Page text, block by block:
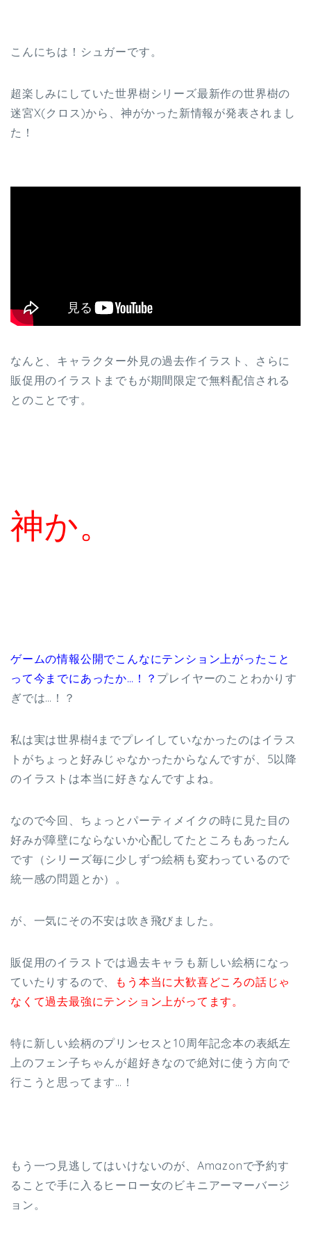
こんにちは！シュガーです。
超楽しみにしていた世界樹シリーズ最新作の世界樹の
迷宮X(クロス)から、神がかった新情報が発表されまし
た！
なんと、キャラクター外見の過去作イラスト、さらに
販促用のイラストまでもが期間限定で無料配信される
とのことです。
神か。
ゲームの情報公開でこんなにテンション上がったこと
って今までにあったか…！？ プレイヤーのことわかりす
ぎでは…！？
私は実は世界樹4までプレイしていなかったのはイラス
トがちょっと好みじゃなかったからなんですが、5以降
のイラストは本当に好きなんですよね。
なので今回、ちょっとパーティメイクの時に見た目の
好みが障壁にならないか心配してたところもあったん
です（シリーズ毎に少しずつ絵柄も変わっているので
統一感の問題とか）。
が、一気にその不安は吹き飛びました。
販促用のイラストでは過去キャラも新しい絵柄になっ
ていたりするので、
もう本当に大歓喜どころの話じゃ
なくて過去最強にテンション上がってます。
特に新しい絵柄のプリンセスと10周年記念本の表紙左
上のフェン子ちゃんが超好きなので絶対に使う方向で
行こうと思ってます…！
もう一つ見逃してはいけないのが、Amazonで予約す
ることで手に入るヒーロー女のビキニアーマーバージ
ョン。